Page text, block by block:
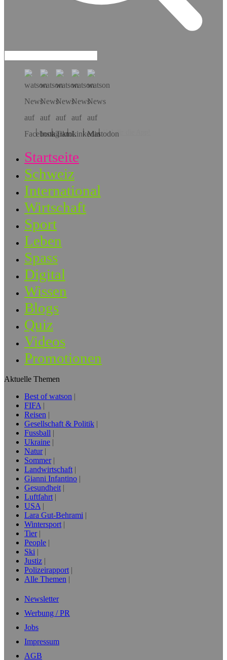
Hol dir die App!
Startseite
Schweiz
International
Wirtschaft
Sport
Leben
Spass
Digital
Wissen
Blogs
Quiz
Videos
Promotionen
Aktuelle Themen
Best of watson
FIFA
Reisen
Gesellschaft & Politik
Fussball
Ukraine
Natur
Sommer
Landwirtschaft
Gianni Infantino
Gesundheit
Luftfahrt
USA
Lara Gut-Behrami
Wintersport
Tier
People
Ski
Justiz
Polizeirapport
Alle Themen
Newsletter
Werbung / PR
Jobs
Impressum
AGB